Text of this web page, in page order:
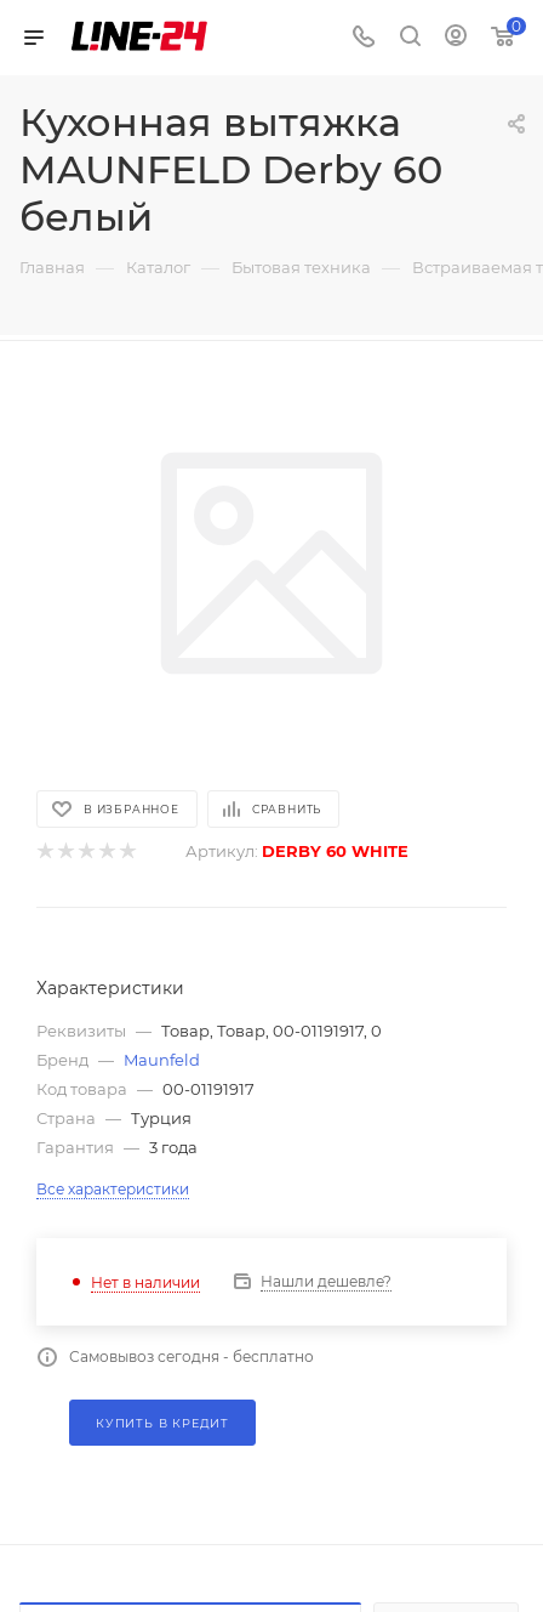
0
Кухонная вытяжка
MAUNFELD Derby 60
белый
Главная — Каталог — Бытовая техника — Встраиваемая
В ИЗБРАННОЕ СРАВНИТЬ
Артикул: DERBY 60 WHITE
Характеристики
Реквизиты — Товар, Товар, 00-01191917, 0
Бренд — Maunfeld
Код товара — 00-01191917
Страна — Турция
Гарантия — 3 года
Все характеристики
Нет в наличии Нашли дешевле?
Самовывоз сегодня - бесплатно
КУПИТЬ В КРЕДИТ